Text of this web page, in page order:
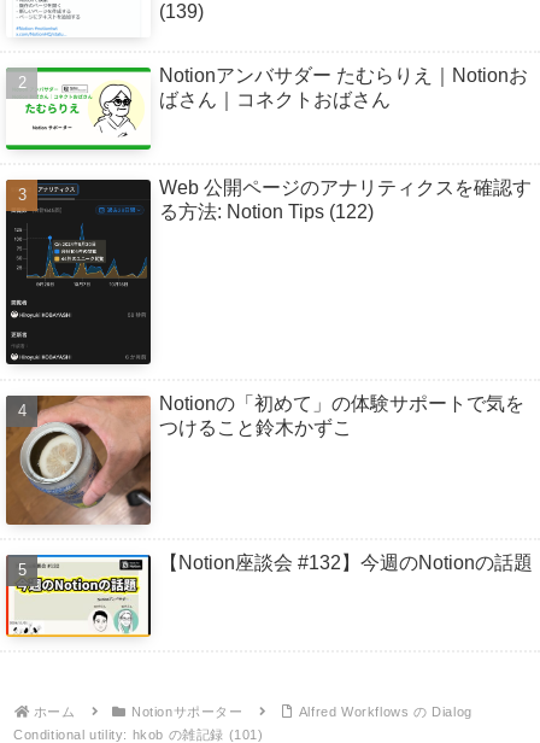
(139)
Notionアンバサダー たむらりえ｜Notionお
ばさん｜コネクトおばさん
Web 公開ページのアナリティクスを確認す
る方法: Notion Tips (122)
Notionの「初めて」の体験サポートで気を
つけること鈴木かずこ
【Notion座談会 #132】今週のNotionの話題
ホーム Notionサポーター
Alfred Workflows の Dialog
Conditional utility: hkob の雑記録 (101)